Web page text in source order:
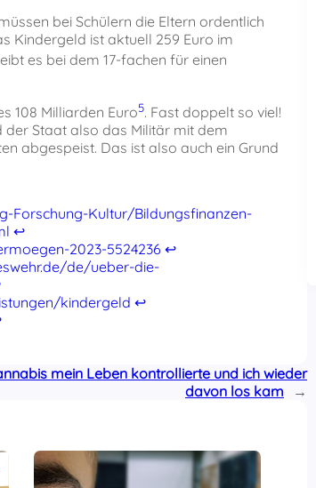
bei Schülern die Eltern ordentlich
Kindergeld ist aktuell 259 Euro im
es bei dem 17-fachen für einen
108 Milliarden Euro5. Fast doppelt so viel!
der Staat also das Militär mit dem
abgespeist. Das ist also auch ein Grund
Forschung-Kultur/Bildungsfinanzen-
↩︎
2023-5524236 ↩︎
de/ueber-die-
kindergeld ↩︎
mein Leben kontrollierte und ich wieder
davon los kam
→